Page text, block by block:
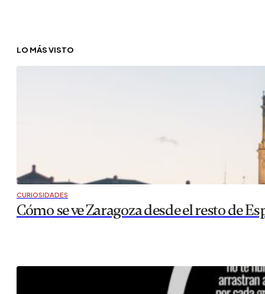
LO MÁS VISTO
CURIOSIDADES
Cómo se ve Zaragoza desde el resto de